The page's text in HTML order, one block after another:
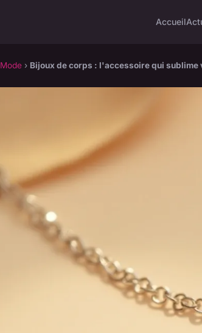
Accueil
Mode › Bijoux de corps : l'accessoire qui sublime